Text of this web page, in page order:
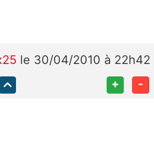
le 30/04/2010 à 22h42
+ -